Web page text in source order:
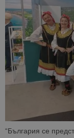
“България се